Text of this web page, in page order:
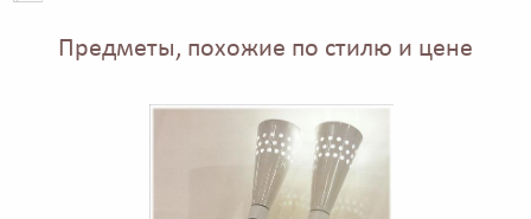
Предметы, похожие по стилю и цене